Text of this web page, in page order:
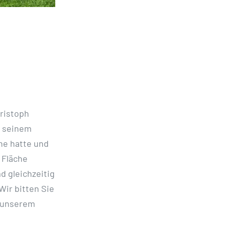
hatte und
gleichzeitig
bitten Sie